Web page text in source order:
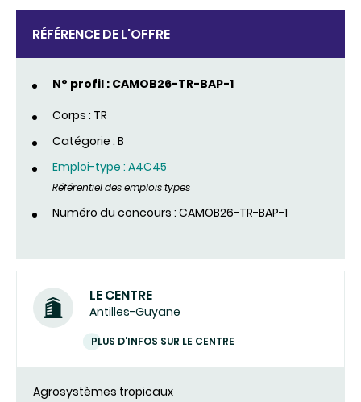
RÉFÉRENCE DE L'OFFRE
N° profil : CAMOB26-TR-BAP-1
Corps : TR
Catégorie : B
Emploi-type : A4C45
Référentiel des emplois types
Numéro du concours : CAMOB26-TR-BAP-1
LE CENTRE
Antilles-Guyane
PLUS D'INFOS SUR LE CENTRE
Agrosystèmes tropicaux